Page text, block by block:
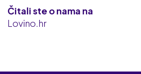
Flert kontakt
Čitali ste o nama na
Lovino.hr